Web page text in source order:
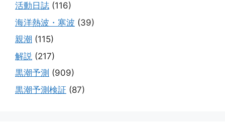
活動日誌 (116)
海洋熱波・寒波 (39)
親潮 (115)
解説 (217)
黒潮予測 (909)
黒潮予測検証 (87)